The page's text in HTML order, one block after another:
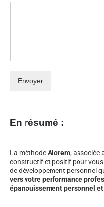
Envoyer
En résumé :
La méthodeAlorem, associée
constructif et positif pour vous
de développement personnel
vers votre performance
épanouissement personnel